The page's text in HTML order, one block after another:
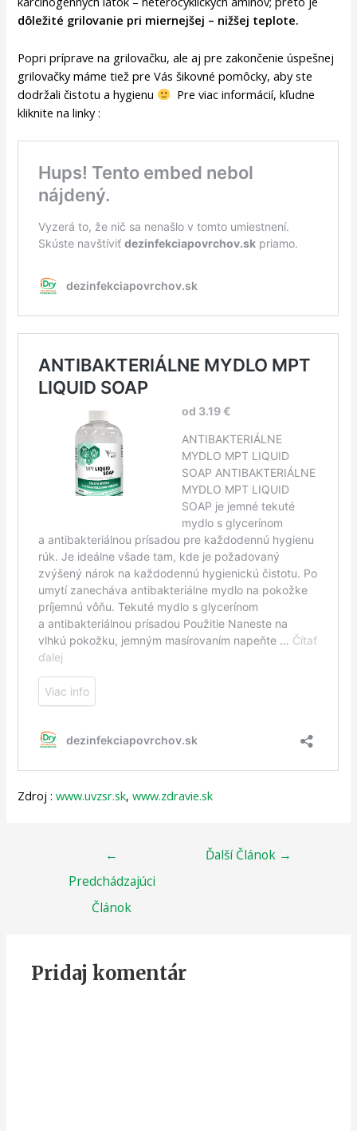
dôležité grilovanie pri miernejšej – nižšej teplote.
Popri príprave na grilovačku, ale aj pre zakončenie úspešnej
grilovačky máme tiež pre Vás šikovné pomôcky, aby ste
dodržali čistotu a hygienu
Pre viac informácií, kľudne
kliknite na linky :
Zdroj :www.uvzsr.sk,www.zdravie.sk
←
Predchádzajúci
Článok
Ďalší Článok →
Pridaj komentár